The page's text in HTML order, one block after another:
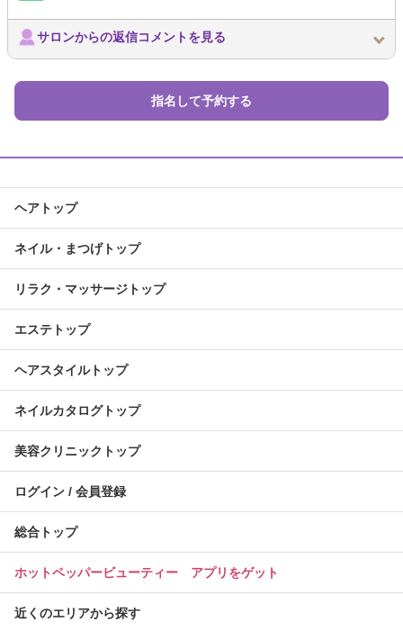
サロンからの返信コメントを見る
指名して予約する
ヘアトップ
ネイル・まつげトップ
リラク・マッサージトップ
エステトップ
ヘアスタイルトップ
ネイルカタログトップ
美容クリニックトップ
ログイン / 会員登録
総合トップ
ホットペッパービューティー アプリをゲット
近くのエリアから探す